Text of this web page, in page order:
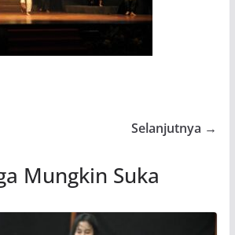
Selanjutnya →
Mungkin Suka